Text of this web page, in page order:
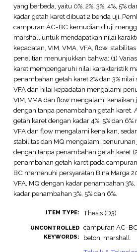
yang berbeda, yaitu 0%, 2%, 3%, 4%, 5%
kadar getah karet dibuat 2 benda uji.
campuran AC-BC kemudian diuji
marshall untuk mendapatkan nilai
kepadatan, VIM, VMA, VFA, flow,
penelitian menunjukkan bahwa: (1)
karet mempengaruhi nilai karakteristik
penambahan getah karet 2% dan 3%
VFA dan nilai kepadatan mengalami
VIM, VMA dan flow mengalami kenaikan
dengan tanpa penambahan getah karet.
getah karet dengan kadar 4%, 5% dan 6%
VFA dan flow mengalami kenaikan,
stabilitas dan MQ mengalami
dengan tanpa penambahan getah karet
penambahan getah karet pada
BC memenuhi persyaratan Bina Marga
VFA, MQ dengan kadar penambahan
kadar penambahan 3%, 5% dan 6%.
ITEM TYPE: Thesis (D3)
UNCONTROLLED
KEYWORDS:
campuran AC-
beton, marshall.